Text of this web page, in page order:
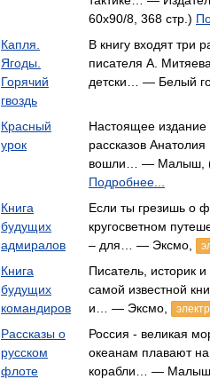
60x90/8, 368 стр.)
Капля.
Ягоды.
Горячий
гвоздь
В книгу входят три
писателя А.
детски… — Белый
Красный
урок
Настоящее издание
рассказов
вошли… — Малыш,
Подробнее...
Книга
будущих
адмиралов
Если ты грезишь о
кругосветном
– для… — Эксмо,
Книга
будущих
командиров
Писатель, историк
самой известной
и… — Эксмо,
Рассказы о
русском
флоте
Россия - великая
океанам плавают
корабли… —